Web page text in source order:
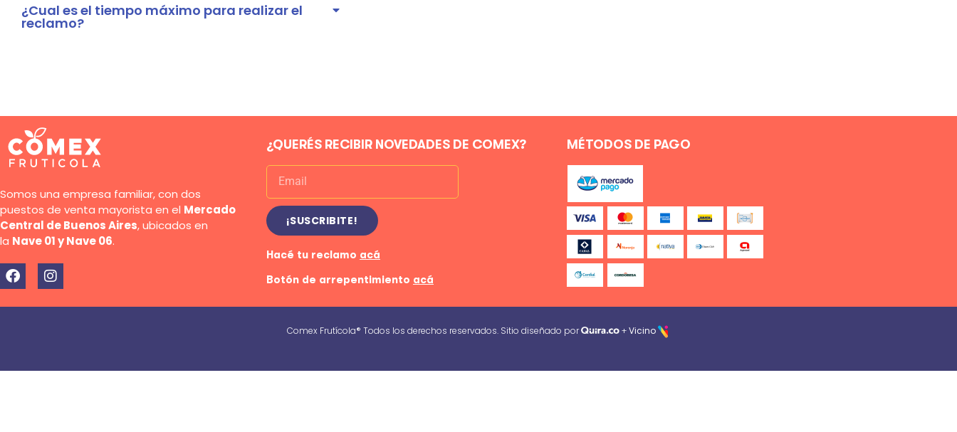
¿Cual es el tiempo máximo para realizar el
reclamo?
Somos una empresa familiar, con dos
puestos de venta mayorista en el Mercado
Central de Buenos Aires, ubicados en
la Nave 01 y Nave 06.
¿QUERÉS RECIBIR NOVEDADES DE COMEX?
¡SUSCRIBITE!
Hacé tu reclamo acá
Botón de arrepentimiento acá
MÉTODOS DE PAGO
Comex Frutícola® Todos los derechos reservados. Sitio diseñado por +Vicino